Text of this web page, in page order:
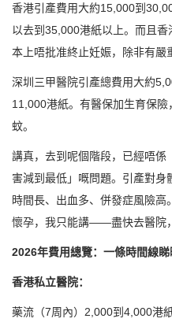
香港引產費用大約15,000到
以去到35,000港紙以上。而且
本上唔批准終止妊娠，除非有嚴
深圳三甲醫院引產總費用大約
11,000港紙。有醫保加生育保
蚊。
講真，去到呢個階段，已經唔
害減到最低」嘅問題。引產對
時間長、出血多、併發症風險
懷孕，我只能講——盡快去醫院
2026年費用總覽：一條時間線
香港私立醫院：
藥流（7周內）2,000到4,000港